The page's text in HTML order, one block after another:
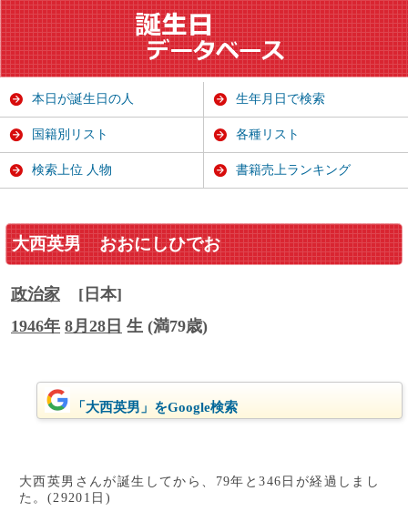
大西英男 おおにしひでお
政治家
[日本]
1946年 8月28日 生 (満79歳)
「大西英男」をGoogle検索
大西英男さんが誕生してから、79年と346日が経過しまし
た。(29201日)
本日が誕生日の人 生年月日で検索
国籍別リスト 各種リスト
検索上位 人物 書籍売上ランキング